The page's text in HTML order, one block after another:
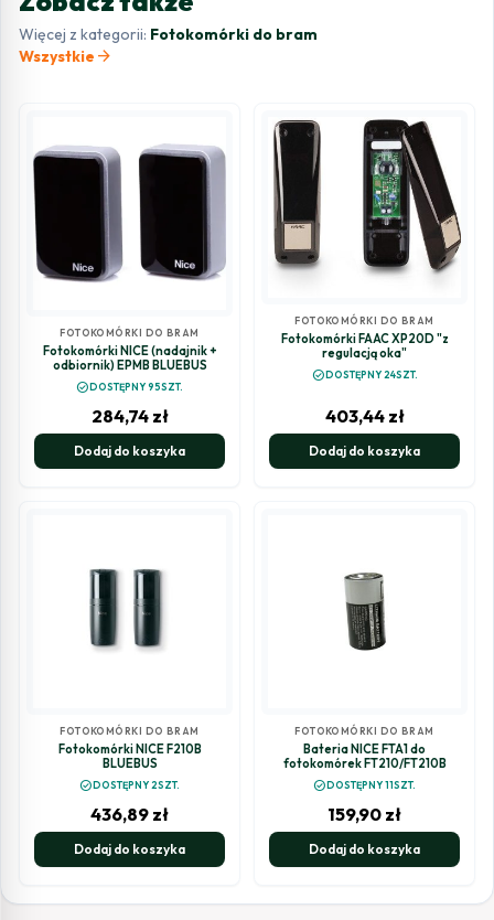
Więcej z kategorii: Fotokomórki do bram
Wszystkie arrow_forward
FOTOKOMÓRKI DO BRAM
Fotokomórki NICE (nadajnik +
odbiornik) EPMB BLUEBUS
check_circleDOSTĘPNY 95SZT.
284,74 zł
Dodaj do koszyka
FOTOKOMÓRKI DO BRAM
Fotokomórki FAAC XP20D "z
regulacją oka"
check_circleDOSTĘPNY 24SZT.
403,44 zł
Dodaj do koszyka
FOTOKOMÓRKI DO BRAM
Fotokomórki NICE F210B
BLUEBUS
check_circleDOSTĘPNY 2SZT.
436,89 zł
Dodaj do koszyka
FOTOKOMÓRKI DO BRAM
Bateria NICE FTA1 do
fotokomórek FT210/FT210B
check_circleDOSTĘPNY 11SZT.
159,90 zł
Dodaj do koszyka